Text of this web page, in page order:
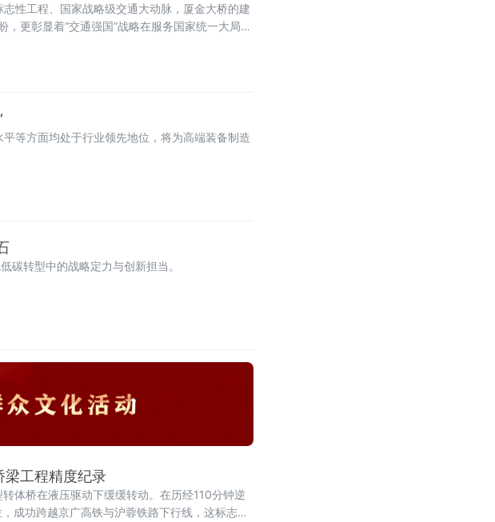
性工程、国家战略级交通大动脉，厦金大桥的建
更彰显着“交通强国”战略在服务国家统一大局中
等方面均处于行业领先地位，将为高端装备制造
碳转型中的战略定力与创新担当。
梁工程精度纪录
体桥在液压驱动下缓缓转动。在历经110分钟逆
成功跨越京广高铁与沪蓉铁路下行线，这标志着